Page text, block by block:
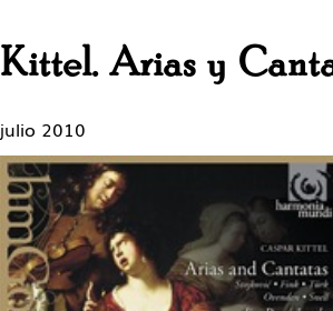
Kittel. Arias y
julio 2010